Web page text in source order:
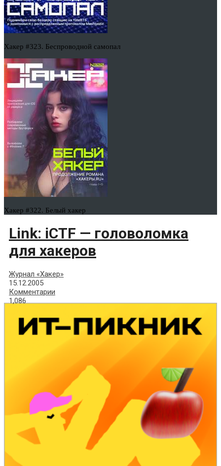
Хакер #323. Беспроводной самопал
Хакер #322. Белый хакер
Link: iCTF — головоломка
для хакеров
Журнал «Хакер»
15.12.2005
Комментарии
1,086